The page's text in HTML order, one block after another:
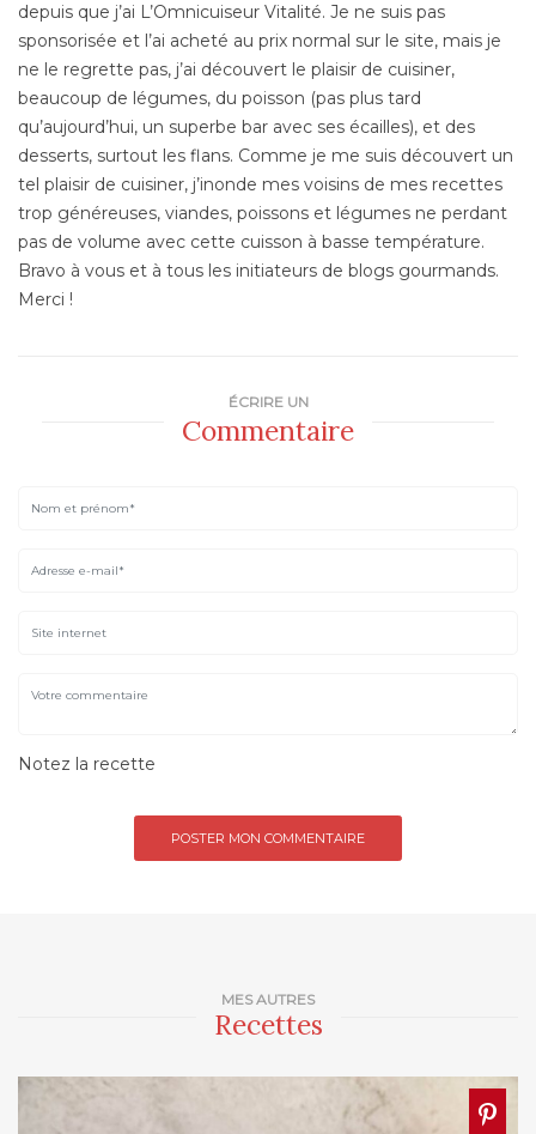
MES AUTRES
Recettes
depuis que j’ai L’Omnicuiseur Vitalité. Je ne suis pas
sponsorisée et l’ai acheté au prix normal sur le site, mais je
ne le regrette pas, j’ai découvert le plaisir de cuisiner,
beaucoup de légumes, du poisson (pas plus tard
qu’aujourd’hui, un superbe bar avec ses écailles), et des
desserts, surtout les flans. Comme je me suis découvert un
tel plaisir de cuisiner, j’inonde mes voisins de mes recettes
trop généreuses, viandes, poissons et légumes ne perdant
pas de volume avec cette cuisson à basse température.
Bravo à vous et à tous les initiateurs de blogs gourmands.
Merci !
ÉCRIRE UN
Commentaire
Notez la recette